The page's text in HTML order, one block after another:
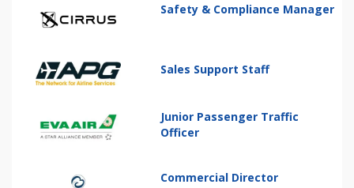
Safety & Compliance Manager
Sales Support Staff
Junior Passenger Traffic
Officer
Commercial Director